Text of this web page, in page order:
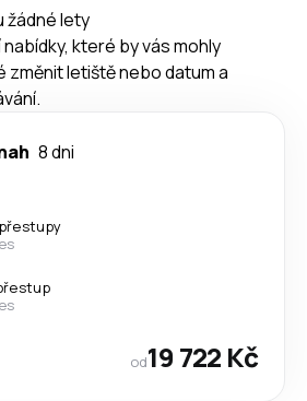
žádné lety
které by vás mohly
změnit letiště nebo datum a
8 dni
od19 722 Kč